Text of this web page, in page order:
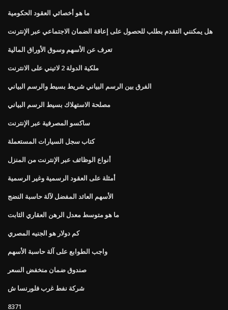
ما هو أخصائي العقود الحكومية
هل يمكنني التقدم بطلب للحصول على إعاقة الضمان الاجتماعي عبر الإنترنت
تعرف عن الأسهم وسوق الأوراق المالية
ملكية الدولة 2 لاتيني على الانترنت
الفرق بين الرسم البياني شريط بسيط والرسم البياني
مصلحة الاستهلاك بسيط الرسم البياني
ساكسو المصرفية عبر الإنترنت
كتاب سجل السيارات المستعملة
أنواع الوظائف عبر الإنترنت من المنزل
أمثلة على العقود الرسمية وغير الرسمية
الأسهم العائد المفضل لآلة حاسبة النضج
ما هو متوسط ​​معدل الرهن العقاري الثابت
كم دولار هو الجنيه المصري
واجب الطوابع على آلة حاسبة الأسهم
صندوق ضمان منخفض السعر
شركة نفط غرب فلورنسا ش
8371